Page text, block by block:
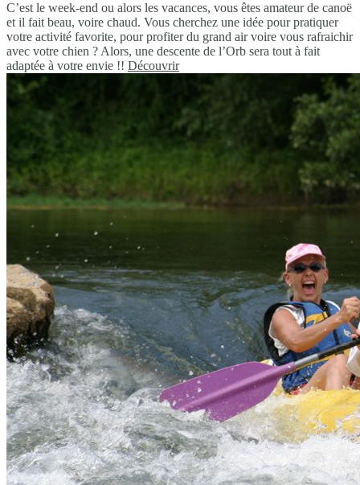
C’est le week-end ou alors les vacances, vous êtes amateur de canoë
et il fait beau, voire chaud. Vous cherchez une idée pour pratiquer
votre activité favorite, pour profiter du grand air voire vous rafraichir
avec votre chien ? Alors, une descente de l’Orb sera tout à fait
adaptée à votre envie !! Découvrir